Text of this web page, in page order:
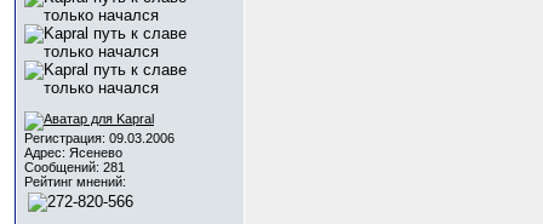
Регистрация: 09.03.2006
Адрес: Ясенево
Сообщений: 281
Рейтинг мнений: